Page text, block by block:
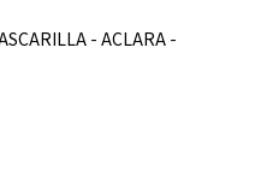
- ACLARA -